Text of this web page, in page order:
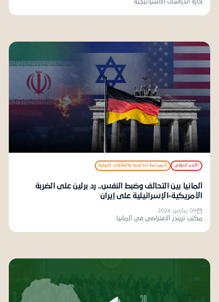
إدارة الدراسات الاستراتيجية
الأمن الدولي السياسة الخارجية والعلاقات الدولية
ألمانيا بين التحالف وضبط النفس.. رد برلين على الضربة
الأمريكية-الإسرائيلية على إيران
09 مارس 2026
مكتب تريندز الافتراضي في ألمانيا